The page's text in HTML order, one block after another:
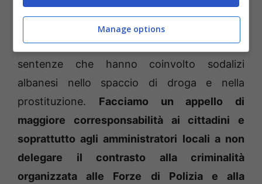
E ancora Cioffredi:“Negli ultimi 10 anni tante
sono state le inchieste nel frusinate e le
sentenze che hanno coinvolto sodalizi
albanesi nello spaccio di droga e nella
prostituzione. Facciamo un appello di
maggiore corresponsabilità ai cittadini e
soprattutto agli amministratori locali a non
delegare il contrasto alla criminalità
organizzata alle Forze di Polizia e alla
Manage options